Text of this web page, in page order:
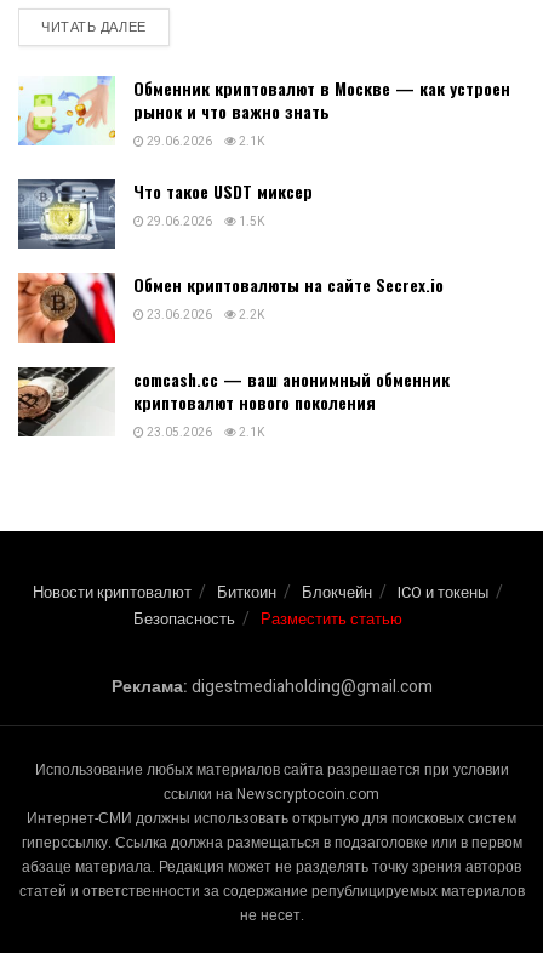
ЧИТАТЬ ДАЛЕЕDETAILS
Обменник криптовалют в Москве — как устроен
рынок и что важно знать
29.06.2026 2.1K
Что такое USDT миксер
29.06.2026 1.5K
Обмен криптовалюты на сайте Secrex.io
23.06.2026 2.2K
comcash.cc — ваш анонимный обменник
криптовалют нового поколения
23.05.2026 2.1K
Новости криптовалют Биткоин Блокчейн
ICO и токены
Безопасность
Разместить статью
Реклама:digestmediaholding@gmail.com
Использование любых материалов сайта разрешается при условии
ссылки на Newscryptocoin.com
Интернет-СМИ должны использовать открытую для поисковых систем
гиперссылку. Ссылка должна размещаться в подзаголовке или в первом
абзаце материала. Редакция может не разделять точку зрения авторов
статей и ответственности за содержание републицируемых материалов
не несет.